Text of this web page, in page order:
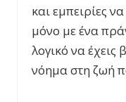
και εμπειρίες
μόνο με ένα
λογικό να έχεις
νόημα στη ζωή